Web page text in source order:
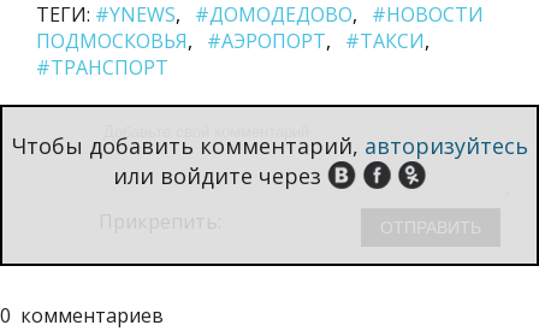
ТЕГИ: #YNEWS #ДОМОДЕДОВО
#НОВОСТИ
ПОДМОСКОВЬЯ
#АЭРОПОРТ
#ТАКСИ
#ТРАНСПОРТ
Чтобы добавить комментарий, авторизуйтесь
или войдите через
0 комментариев